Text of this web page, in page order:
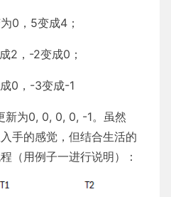
0，5变成4；
2，-2变成0；
0，-3变成-1
新为0, 0, 0, 0, -1。虽然
手的感觉，但结合生活的
（用例子一进行说明）：